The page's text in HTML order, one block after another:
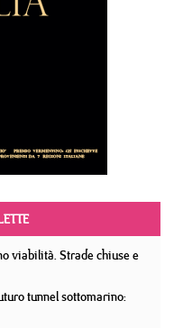
viabilità. Strade chiuse e
tunnel sottomarino: